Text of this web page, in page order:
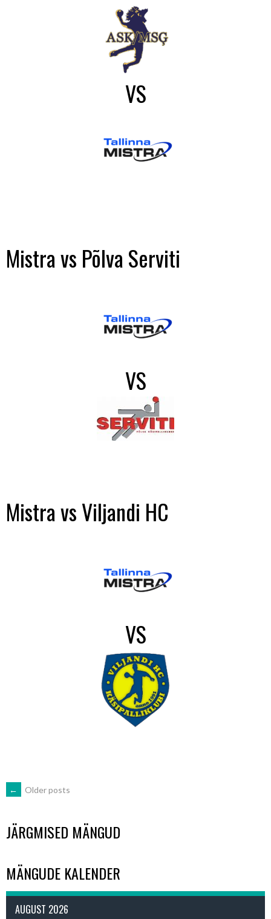
VS
Mistra vs Põlva Serviti
VS
Mistra vs Viljandi HC
VS
POSTS
NAVIGATION
← Older posts
JÄRGMISED MÄNGUD
MÄNGUDE KALENDER
AUGUST 2026